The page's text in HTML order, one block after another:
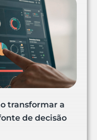
transformar a
de decisão